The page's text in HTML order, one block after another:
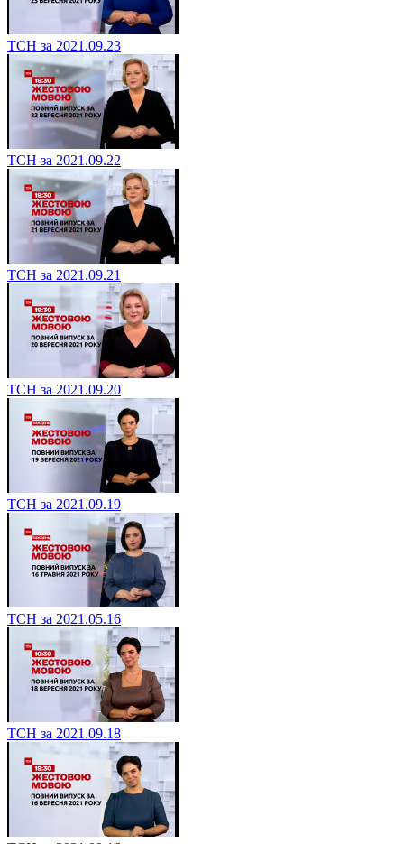
ТСН за 2021.09.23
ТСН за 2021.09.22
ТСН за 2021.09.21
ТСН за 2021.09.20
ТСН за 2021.09.19
ТСН за 2021.05.16
ТСН за 2021.09.18